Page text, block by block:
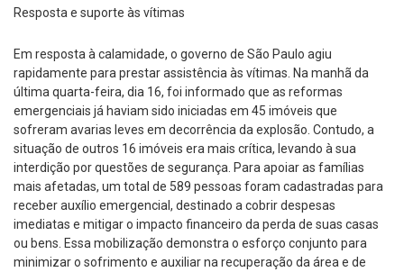
Resposta e suporte às vítimas
Em resposta à calamidade, o governo de São Paulo agiu
rapidamente para prestar assistência às vítimas. Na manhã da
última quarta-feira, dia 16, foi informado que as reformas
emergenciais já haviam sido iniciadas em 45 imóveis que
sofreram avarias leves em decorrência da explosão. Contudo, a
situação de outros 16 imóveis era mais crítica, levando à sua
interdição por questões de segurança. Para apoiar as famílias
mais afetadas, um total de 589 pessoas foram cadastradas para
receber auxílio emergencial, destinado a cobrir despesas
imediatas e mitigar o impacto financeiro da perda de suas casas
ou bens. Essa mobilização demonstra o esforço conjunto para
minimizar o sofrimento e auxiliar na recuperação da área e de